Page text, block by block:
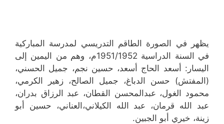
يظهر في الصورة الطاقم التدريسي لمدرسة المباركية
في السنة الدراسية 1951/1952م، وهم من اليمين إلى
اليسار: أسعد الحاج أسعد، حسين نجم، جميل الحسني،
(المفتش) حسن الدباغ، جميل الصالح، زهير الكرمي،
محمود الغول، عبدالمحسن القطان، عبد الرزاق بدران،
عبد الله قرمان، عبد الله الكيلاني،العناني، حسين أبو
زينة، خيري أبو الجبين.